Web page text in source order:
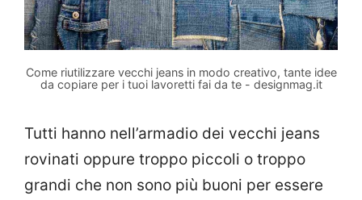
Come riutilizzare vecchi jeans in modo creativo, tante idee
da copiare per i tuoi lavoretti fai da te - designmag.it
Tutti hanno nell’armadio dei vecchi jeans
rovinati oppure troppo piccoli o troppo
grandi che non sono più buoni per essere